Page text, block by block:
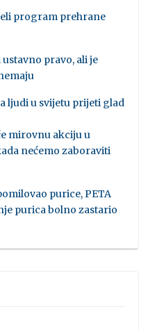
program prehrane
pravo, ali je
ljudi u svijetu prijeti glad
mirovnu akciju u
nećemo zaboraviti
purice, PETA
purica bolno zastario